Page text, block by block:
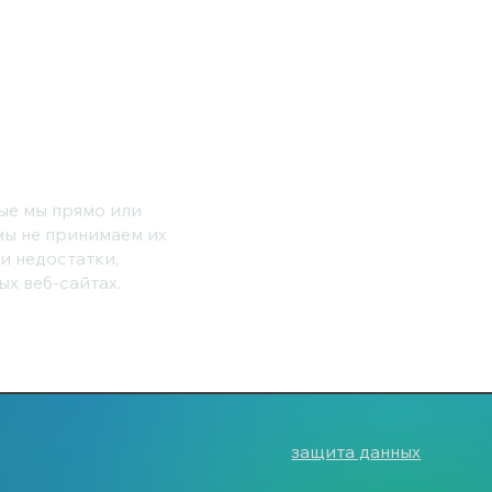
мы прямо или
не принимаем их
недостатки,
веб-сайтах.
защита данных